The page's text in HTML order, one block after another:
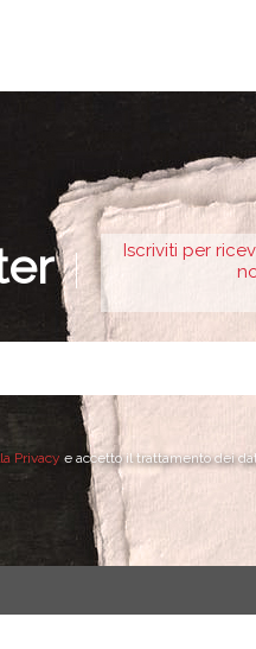
Iscriviti per
Privacy e accetto il trattamento dei